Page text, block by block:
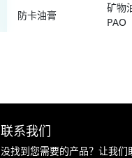
防卡油膏
矿物
PAO
联系我们
没找到您需要的产品？让我们